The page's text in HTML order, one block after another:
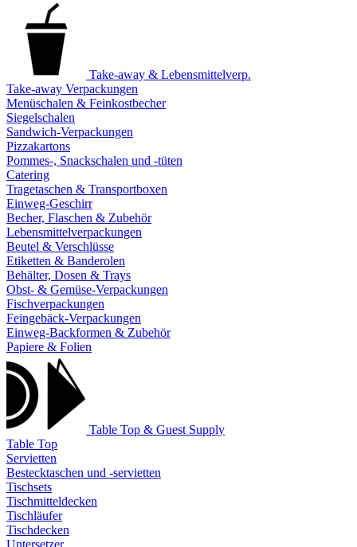
Take-away & Lebensmittelverp.
Take-away Verpackungen
Menüschalen & Feinkostbecher
Siegelschalen
Sandwich-Verpackungen
Pizzakartons
Pommes-, Snackschalen und -tüten
Catering
Tragetaschen & Transportboxen
Einweg-Geschirr
Becher, Flaschen & Zubehör
Lebensmittelverpackungen
Beutel & Verschlüsse
Etiketten & Banderolen
Behälter, Dosen & Trays
Obst- & Gemüse-Verpackungen
Fischverpackungen
Feingebäck-Verpackungen
Einweg-Backformen & Zubehör
Papiere & Folien
Table Top & Guest Supply
Table Top
Servietten
Bestecktaschen und -servietten
Tischsets
Tischmitteldecken
Tischläufer
Tischdecken